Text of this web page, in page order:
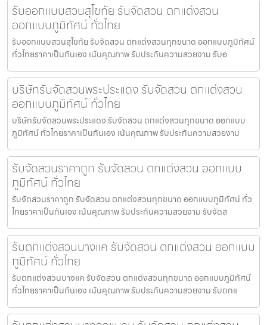
รับออกแบบสวนสุโขทัย รับจัดสวน ตกแต่งสวน
ออกแบบภูมิทัศน์ ทั่วไทย
รับออกแบบสวนสุโขทัย รับจัดสวน ตกแต่งสวนทุกขนาด ออกแบบภูมิทัศน์
ทั่วไทยราคาเป็นกันเอง เน้นคุณภาพ รับประกันความสวยงาม รับอ
บริษัทรับจัดสวนพระประแดง รับจัดสวน ตกแต่งสวน
ออกแบบภูมิทัศน์ ทั่วไทย
บริษัทรับจัดสวนพระประแดง รับจัดสวน ตกแต่งสวนทุกขนาด ออกแบบ
ภูมิทัศน์ ทั่วไทยราคาเป็นกันเอง เน้นคุณภาพ รับประกันความสวยงาม
รับจัดสวนราคาถูก รับจัดสวน ตกแต่งสวน ออกแบบ
ภูมิทัศน์ ทั่วไทย
รับจัดสวนราคาถูก รับจัดสวน ตกแต่งสวนทุกขนาด ออกแบบภูมิทัศน์ ทั่ว
ไทยราคาเป็นกันเอง เน้นคุณภาพ รับประกันความสวยงาม รับจัดส
รับตกแต่งสวนบางแค รับจัดสวน ตกแต่งสวน ออกแบบ
ภูมิทัศน์ ทั่วไทย
รับตกแต่งสวนบางแค รับจัดสวน ตกแต่งสวนทุกขนาด ออกแบบภูมิทัศน์
ทั่วไทยราคาเป็นกันเอง เน้นคุณภาพ รับประกันความสวยงาม รับตกแ